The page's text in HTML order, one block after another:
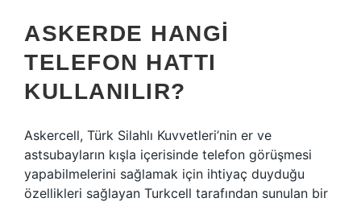
ASKERDE HANGI
TELEFON HATTI
KULLANILIR?
Askercell, Türk Silahlı Kuvvetleri’nin er ve
astsubayların kışla içerisinde telefon görüşmesi
yapabilmelerini sağlamak için ihtiyaç duyduğu
özellikleri sağlayan Turkcell tarafından sunulan bir